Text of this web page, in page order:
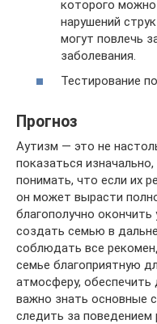
которого
нарушений
могут повлечь
заболевания.
Тестирование
Прогноз
Аутизм — это не
показаться
понимать, что если их
он может вырасти
благополучно
создать семью в
соблюдать все
семье благоприятную
атмосферу, обеспечить
важно знать основные
следить за